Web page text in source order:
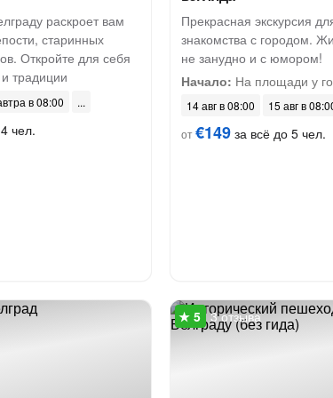
раскроет вам
старинных
Откройте для себя
традиции
в 08:00
чел.
Прекрасная экскурсия
знакомства с городом.
не занудно и с юмором!
Начало: На площади у
14 авг в 08:00
15 авг в
от€149за всё до 5 чел.
3 отзыва